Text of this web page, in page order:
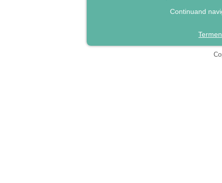
Continuand